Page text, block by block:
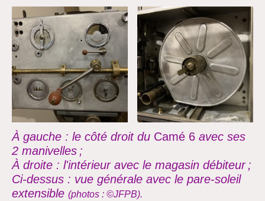
À gauche : le côté droit du Camé 6 avec ses
2 manivelles ;
À droite : l'intérieur avec le magasin débiteur ;
Ci-dessus : vue générale avec le pare-soleil
extensible (photos : ©JFPB).